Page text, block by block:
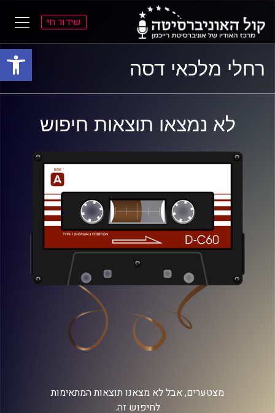
פתח
התפריט
הראשי
התוכן
הראשי
שידור חי
רחלי מלכאי דסה
לא נמצאו תוצאות חיפוש
מצטערים, אבל לא מצאנו תוצאות המתאימות
לחיפוש זה.